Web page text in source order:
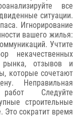
все
ситуации.
Игнорирование
вашего жилья:
Учтите
некачественных
рынка, отзывов и
которые сочетают
Неправильная
работ Следуйте
строительные
сократит время